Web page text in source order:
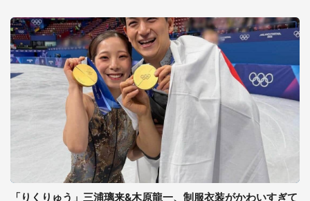
「りくりゅう」三浦璃来&木原龍一、制服衣装がかわいすぎて